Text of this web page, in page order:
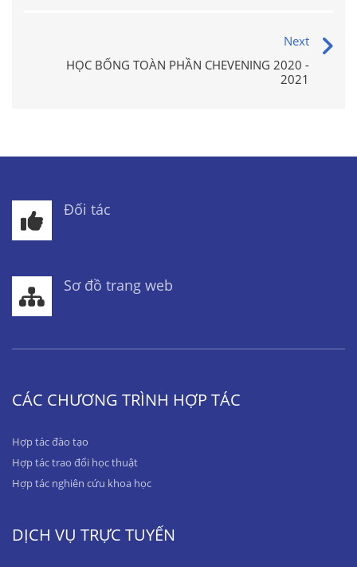
Next
HỌC BỔNG TOÀN PHẦN CHEVENING 2020 -
2021
Đối tác
Sơ đồ trang web
CÁC CHƯƠNG TRÌNH HỢP TÁC
Hợp tác đào tạo
Hợp tác trao đổi học thuật
Hợp tác nghiên cứu khoa học
DỊCH VỤ TRỰC TUYẾN